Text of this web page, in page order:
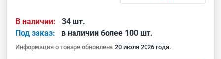
В наличии:
34 шт.
Под заказ:
в наличии более 100 шт.
Информация о товаре обновлена 20 июля 2026 года.